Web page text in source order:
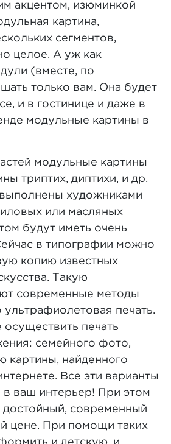
акцентом, изюминкой
картина,
сегментов,
целое. А уж как
(вместе, по
только вам. Она будет
и в гостинице и даже в
модульные картины в
модульные картины
триптих, диптихи, и др.
художниками
или масляных
будут иметь очень
в типографии можно
копию известных
Такую
современные методы
ультрафиолетовая печать.
печать
семейного фото,
картины, найденного
Все эти варианты
ваш интерьер! При этом
достойный, современный
цене. При помощи таких